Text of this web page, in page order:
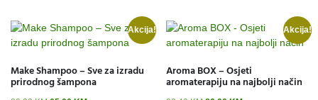
Akcija!
Make Shampoo – Sve za izradu
prirodnog šampona
Akcija!
Aroma BOX – Osjeti
aromaterapiju na najbolji način